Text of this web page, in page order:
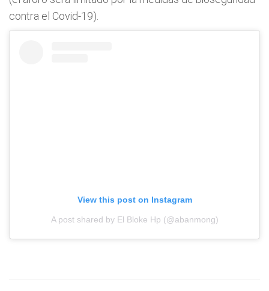
contra el Covid-19).
View this post on Instagram
A post shared by El Bloke Hp (@abanmong)